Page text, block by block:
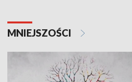
MNIEJSZOŚCI